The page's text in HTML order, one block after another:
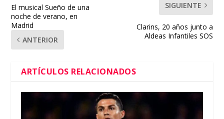
El musical Sueño de una
noche de verano, en
Madrid
ANTERIOR
SIGUIENTE
Clarins, 20 años junto a
Aldeas Infantiles SOS
ARTÍCULOS RELACIONADOS